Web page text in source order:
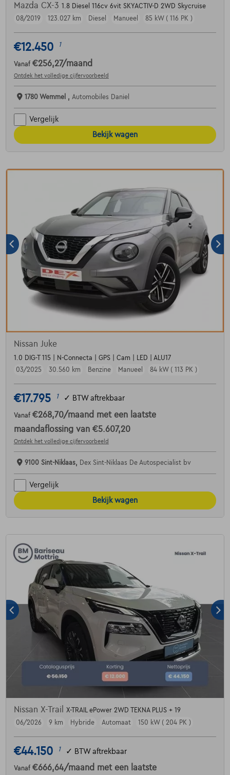
Mazda CX-3 1.8 Diesel 116cv 6vit SKYACTIV-D 2WD Skycruise
08/2019
123.027 km Diesel Manueel 85 kW ( 116 PK )
€12.450 1
Vanaf €256,27/maand
Ontdek het volledige cijfervoorbeeld
1780 Wemmel , Automobiles Daniel
Vergelijk
Bekijk wagen
Nissan Juke
1.0 DIG-T 115 | N-Connecta | GPS | Cam | LED | ALU17
03/2025
30.560 km Benzine Manueel 84 kW ( 113 PK )
€17.795 1 ✓ BTW aftrekbaar
Vanaf €268,70/maand met een laatste
maandaflossing van €5.607,20
Ontdek het volledige cijfervoorbeeld
9100 Sint-Niklaas, Dex Sint-Niklaas De Autospecialist bv
Vergelijk
Bekijk wagen
Nissan X-Trail
X-TRAIL ePower 2WD TEKNA PLUS + 19
06/2026
9 km Hybride Automaat 150 kW ( 204 PK )
€44.150 1 ✓ BTW aftrekbaar
Vanaf €666,64/maand met een laatste